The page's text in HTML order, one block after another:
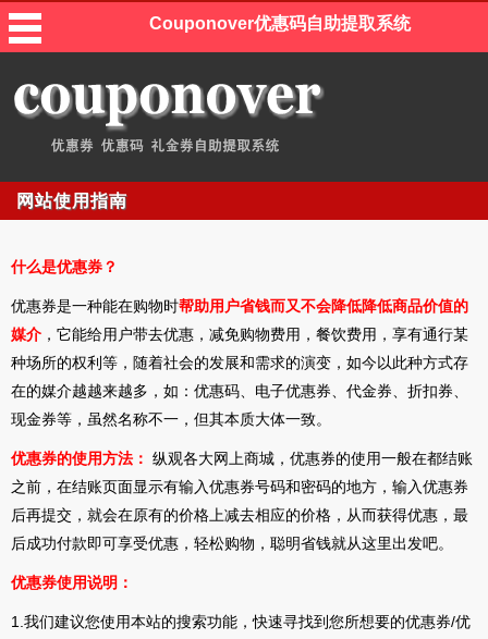
Couponover优惠码自助提取系统
网站使用指南
什么是优惠券？
优惠券是一种能在购物时帮助用户省钱而又不会降低降低商品价值的
媒介 ，它能给用户带去优惠，减免购物费用，餐饮费用，享有通行某
种场所的权利等，随着社会的发展和需求的演变，如今以此种方式存
在的媒介越越来越多，如：优惠码、电子优惠券、代金券、折扣券、
现金券等，虽然名称不一，但其本质大体一致。
优惠券的使用方法： 纵观各大网上商城，优惠券的使用一般在都结账
之前，在结账页面显示有输入优惠券号码和密码的地方，输入优惠券
后再提交，就会在原有的价格上减去相应的价格，从而获得优惠，最
后成功付款即可享受优惠，轻松购物，聪明省钱就从这里出发吧。
优惠券使用说明：
1.我们建议您使用本站的搜索功能，快速寻找到您所想要的优惠券/优